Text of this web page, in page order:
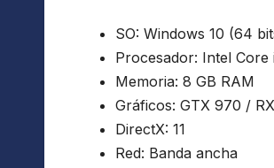
SO: Windows 10 (64
Procesador: Intel
Memoria: 8 GB RAM
Gráficos: GTX 970 /
DirectX: 11
Red: Banda ancha